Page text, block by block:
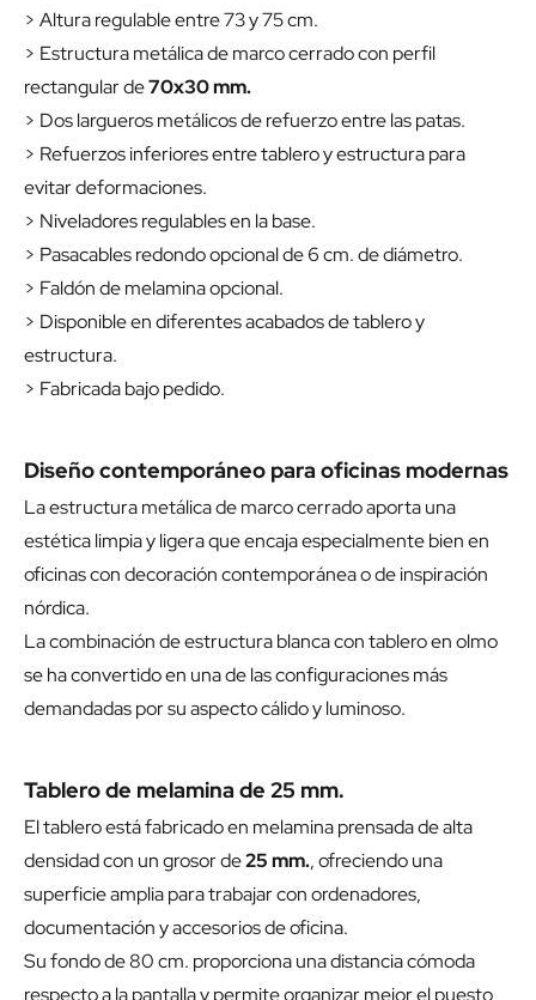
> Altura regulable entre 73 y 75 cm.
> Estructura metálica de marco cerrado con perfil
rectangular de70x30 mm.
> Dos largueros metálicos de refuerzo entre las patas.
> Refuerzos inferiores entre tablero y estructura para
evitar deformaciones.
> Niveladores regulables en la base.
> Pasacables redondo opcional de 6 cm. de diámetro.
> Faldón de melamina opcional.
> Disponible en diferentes acabados de tablero y
estructura.
> Fabricada bajo pedido.
Diseño contemporáneo para oficinas modernas
La estructura metálica de marco cerrado aporta una
estética limpia y ligera que encaja especialmente bien en
oficinas con decoración contemporánea o de inspiración
nórdica.
La combinación de estructura blanca con tablero en olmo
se ha convertido en una de las configuraciones más
demandadas por su aspecto cálido y luminoso.
Tablero de melamina de 25 mm.
El tablero está fabricado en melamina prensada de alta
densidad con un grosor de25 mm., ofreciendo una
superficie amplia para trabajar con ordenadores,
documentación y accesorios de oficina.
Su fondo de 80 cm. proporciona una distancia cómoda
respecto a la pantalla y permite organizar mejor el puesto